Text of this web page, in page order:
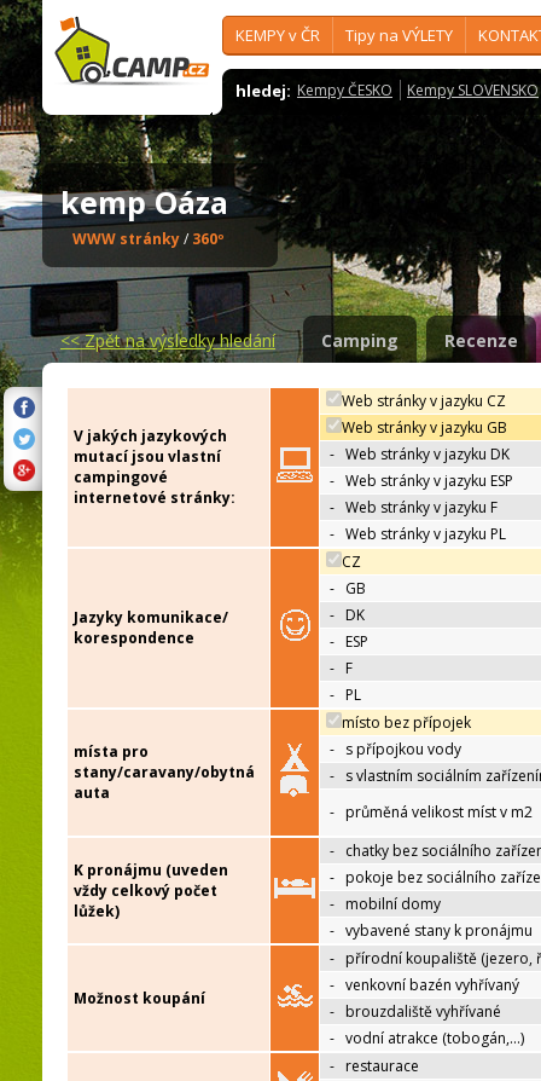
KEMPY v ČR Tipy na VÝLETY
hledej: Kempy ČESKO Kempy SLOVENSKO
kemp Oáza
WWW stránky/ 360º
<<Zpět na výsledky hledání Camping Recenze
V jakých jazykových
mutací jsou vlastní
campingové
internetové stránky:
Web stránky v jazyku CZ
Web stránky v jazyku GB
- Web stránky v jazyku DK
- Web stránky v jazyku ESP
- Web stránky v jazyku F
- Web stránky v jazyku PL
Jazyky komunikace/
korespondence
CZ
- GB
- DK
- ESP
- F
- PL
místa pro
stany/caravany/obytná
auta
místo bez přípojek
- s přípojkou vody
- s vlastním sociálním
- průměná velikost míst v m2
K pronájmu (uveden
vždy celkový počet
lůžek)
- chatky bez sociálního
- pokoje bez sociálního
- mobilní domy
- vybavené stany k pronájmu
Možnost koupání
- přírodní koupaliště (jezero,
- venkovní bazén vyhřívaný
- brouzdaliště vyhřívané
- vodní atrakce (tobogán,…)
- restaurace